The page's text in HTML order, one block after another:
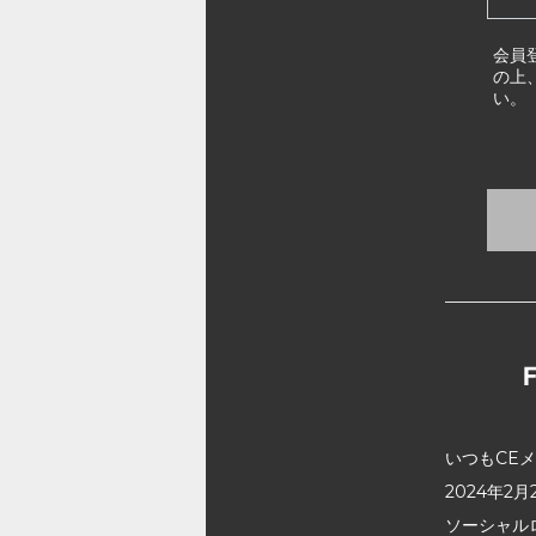
会員
の上
い。
いつもCE
2024年2月
ソーシャ